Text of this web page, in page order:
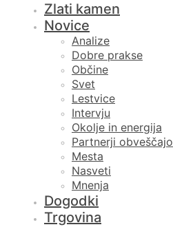
Zlati kamen
Novice
Analize
Dobre prakse
Občine
Svet
Lestvice
Intervju
Okolje in energija
Partnerji obveščajo
Mesta
Nasveti
Mnenja
Dogodki
Trgovina